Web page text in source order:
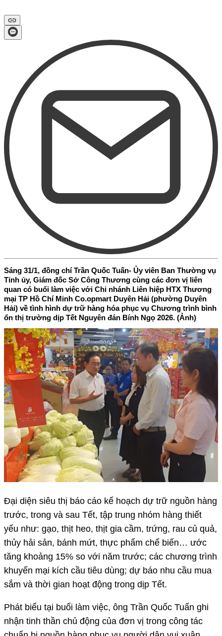
Sáng 31/1, đồng chí Trần Quốc Tuấn- Ủy viên Ban Thường vụ
Tỉnh ủy, Giám đốc Sở Công Thương cùng các đơn vị liên
quan có buổi làm việc với Chi nhánh Liên hiệp HTX Thương
mại TP Hồ Chí Minh Co.opmart Duyên Hải (phường Duyên
Hải) về tình hình dự trữ hàng hóa phục vụ Chương trình bình
ổn thị trường dịp Tết Nguyên đán Bính Ngọ 2026. (Ảnh)
Đại diện siêu thị báo cáo kế hoạch dự trữ nguồn hàng
trước, trong và sau Tết, tập trung nhóm hàng thiết
yếu như: gạo, thịt heo, thịt gia cầm, trứng, rau củ quả,
thủy hải sản, bánh mứt, thực phẩm chế biến… ước
tăng khoảng 15% so với năm trước; các chương trình
khuyến mại kích cầu tiêu dùng; dự báo nhu cầu mua
sắm và thời gian hoạt động trong dịp Tết.
Phát biểu tại buổi làm việc, ông Trần Quốc Tuấn ghi
nhận tinh thần chủ động của đơn vị trong công tác